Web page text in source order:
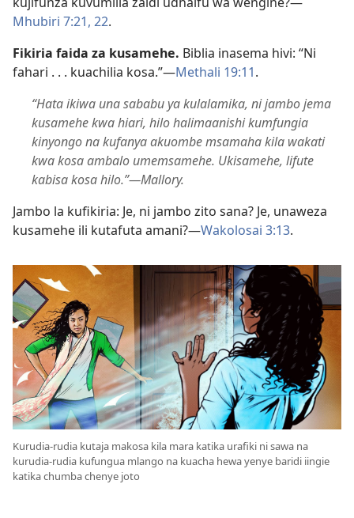
Mhubiri 7:​21, 22.
Fikiria faida za kusamehe. Biblia inasema hivi: “Ni
fahari . . . kuachilia kosa.”​—Methali 19:11.
“Hata ikiwa una sababu ya kulalamika, ni jambo jema
kusamehe kwa hiari, hilo halimaanishi kumfungia
kinyongo na kufanya akuombe msamaha kila wakati
kwa kosa ambalo umemsamehe. Ukisamehe, lifute
kabisa kosa hilo.”​—Mallory.
Jambo la kufikiria: Je, ni jambo zito sana? Je, unaweza
kusamehe ili kutafuta amani?​—Wakolosai 3:​13.
Kurudia-rudia kutaja makosa kila mara katika urafiki ni sawa na
kurudia-rudia kufungua mlango na kuacha hewa yenye baridi iingie
katika chumba chenye joto